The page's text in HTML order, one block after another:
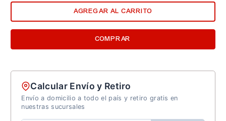
AGREGAR AL CARRITO
COMPRAR
Calcular Envío y Retiro
Envío a domicilio a todo el país y retiro gratis en
nuestras sucursales